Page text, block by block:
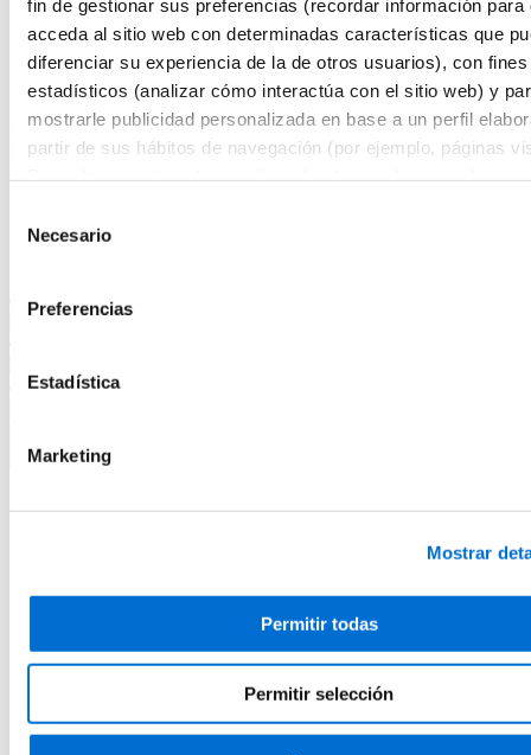
fin de gestionar sus preferencias (recordar información para
acceda al sitio web con determinadas características que
diferenciar su experiencia de la de otros usuarios), con fines
estadísticos (analizar cómo interactúa con el sitio web) y
mostrarle publicidad personalizada en base a un perfil
partir de sus hábitos de navegación (por ejemplo, páginas
Necesario
Preferencias
Estadística
Marketing
Mostrar
Permitir todas
Permitir selección
Inicio
Programas
Programas en Farmacia - Oficina de Farmacia
Másters en Farmacia - Oficina de Farmacia
Másters en Farmacia - Oficina de
Farmacia
mejor forma de dar un paso adelante en tu carrera profesional.
Máster en Dermocosmética Farmacéutica
Matrícula abierta
Añadir a favoritos